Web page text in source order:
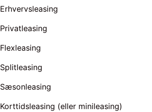
Erhvervsleasing
Privatleasing
Flexleasing
Splitleasing
Sæsonleasing
Korttidsleasing (eller minileasing)